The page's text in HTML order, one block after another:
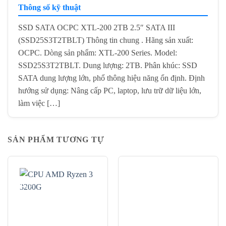
Thông số kỹ thuật
SSD SATA OCPC XTL-200 2TB 2.5″ SATA III
(SSD25S3T2TBLT) Thông tin chung . Hãng sản xuất:
OCPC. Dòng sản phẩm: XTL-200 Series. Model:
SSD25S3T2TBLT. Dung lượng: 2TB. Phân khúc: SSD
SATA dung lượng lớn, phổ thông hiệu năng ổn định. Định
hướng sử dụng: Nâng cấp PC, laptop, lưu trữ dữ liệu lớn,
làm việc […]
SẢN PHẨM TƯƠNG TỰ
-32%